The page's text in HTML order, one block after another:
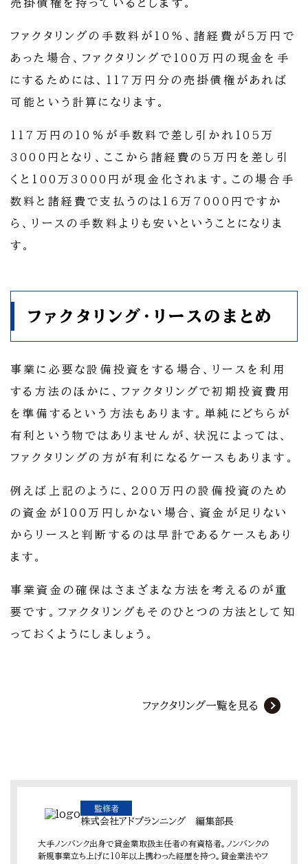
売掛債権を持っているとします。
ファクタリングの手数料が10%、諸経費が5万円で
あった場合、ファクタリングで100万円の現金を手
にするためには、117万円分の売掛債権があれば
可能という計算になります。
117万円の10%が手数料で差し引かれ105万
3000円となり、ここから諸経費の5万円を差し引
くと100万3000円が現金化されます。この場合手
数料と諸経費で支払うのは16万7000円ですか
ら、リースの手数料よりも安いということになりま
す。
ファクタリング・リースのまとめ
事業に必要な設備投資をする場合、リースを利用
する方法のほかに、ファクタリングで初期投資費用
を準備するという方法もあります。単純にどちらが
有利という物ではありませんが、状況によっては、
ファクタリングの方が有利になるケースもあります。
例えば上記のように、200万円の設備投資のため
の資金が100万円しかない場合、資金が足りない
からリースと判断するのは早計であるケースもあり
ます。
事業資金の確保はさまざまな方法を考えるのが重
要です。ファクタリングもそのひとつの方法として知
っておくようにしましょう。
ファクタリング一覧を見る
監修者
株式会社アドプランニング 編集部長
大手ノンバンク出身で貸金業取扱主任者の有資格者。ノンバンクの
新規事業立ち上げに10年以上携わった経歴を持つ。貸金業法やフ